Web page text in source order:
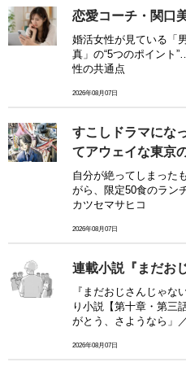
恋愛コーチ・関口
婚活女性が見ている「
真」の“5つのポイント
性の共通点
2026年08月07日
すこしドラマにな
てアウェイな東京
自分が絶ってしまった
がら、限定50食のラン
カツセマサヒコ
2026年08月07日
連載小説『まだお
『まだおじさんじゃな
り小説【第十章・第三
がとう、さようなら」
2026年08月07日